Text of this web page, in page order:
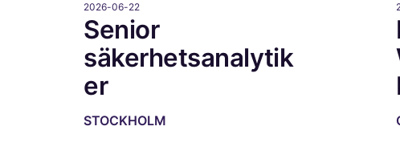
2026-06-22
Senior
säkerhetsanalytik
er
STOCKHOLM